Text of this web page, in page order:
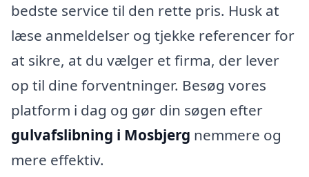
bedste service til den rette pris. Husk at
læse anmeldelser og tjekke referencer for
at sikre, at du vælger et firma, der lever
op til dine forventninger. Besøg vores
platform i dag og gør din søgen efter
gulvafslibning i Mosbjerg nemmere og
mere effektiv.